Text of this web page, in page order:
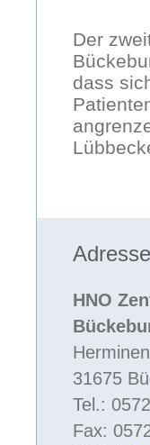
Der
dass
Adresse
HNO
31675
Tel.:
Fax: